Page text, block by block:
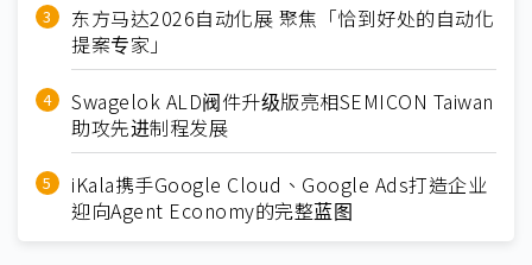
东方马达2026自动化展 聚焦「恰到好处的自动化
提案专家」
Swagelok ALD阀件升级版亮相SEMICON Taiwan
助攻先进制程发展
iKala携手Google Cloud、Google Ads打造企业
迎向Agent Economy的完整蓝图